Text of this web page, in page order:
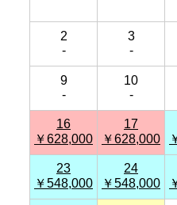
2
-
3
-
9
-
10
-
16
￥628,000
17
￥628,000
23
￥548,000
24
￥548,000